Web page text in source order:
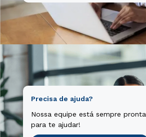
Precisa de ajuda?
Nossa equipe está sempre pronta
para te ajudar!